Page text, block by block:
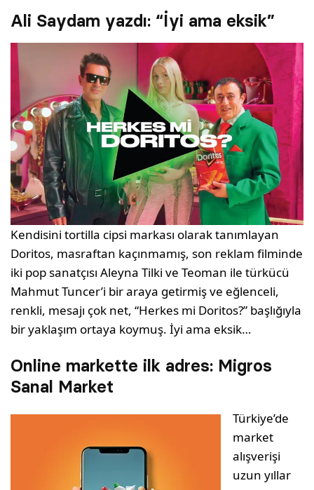
Ali Saydam yazdı: “İyi ama eksik”
Kendisini tortilla cipsi markası olarak tanımlayan
Doritos, masraftan kaçınmamış, son reklam filminde
iki pop sanatçısı Aleyna Tilki ve Teoman ile türkücü
Mahmut Tuncer’i bir araya getirmiş ve eğlenceli,
renkli, mesajı çok net, “Herkes mi Doritos?” başlığıyla
bir yaklaşım ortaya koymuş. İyi ama eksik…
Online markette ilk adres: Migros
Sanal Market
Türkiye’de
market
alışverişi
uzun yıllar